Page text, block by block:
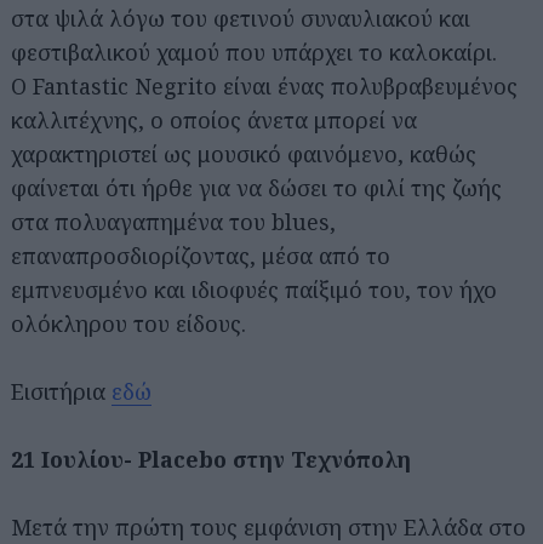
στα ψιλά λόγω του φετινού συναυλιακού και
φεστιβαλικού χαμού που υπάρχει το καλοκαίρι.
Ο Fantastic Negrito είναι ένας πολυβραβευμένος
καλλιτέχνης, ο οποίος άνετα μπορεί να
χαρακτηριστεί ως μουσικό φαινόμενο, καθώς
φαίνεται ότι ήρθε για να δώσει το φιλί της ζωής
στα πολυαγαπημένα του blues,
επαναπροσδιορίζοντας, μέσα από το
εμπνευσμένο και ιδιοφυές παίξιμό του, τον ήχο
ολόκληρου του είδους.
Eισιτήρια εδώ
21 Ιουλίου- Placebo στην Τεχνόπολη
Μετά την πρώτη τους εμφάνιση στην Ελλάδα στο